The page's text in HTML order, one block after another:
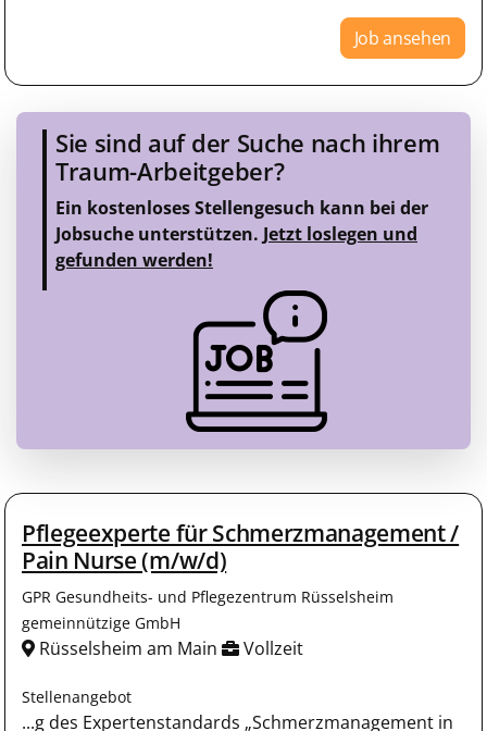
Job ansehen
Sie sind auf der Suche nach ihrem
Traum-Arbeitgeber?
Ein kostenloses Stellengesuch kann bei der
Jobsuche unterstützen. Jetzt loslegen und
gefunden werden!
Pflegeexperte für Schmerzmanagement /
Pain Nurse (m/w/d)
GPR Gesundheits- und Pflegezentrum Rüsselsheim
gemeinnützige GmbH
Rüsselsheim am Main Vollzeit
Stellenangebot
...g des Expertenstandards „Schmerzmanagement in